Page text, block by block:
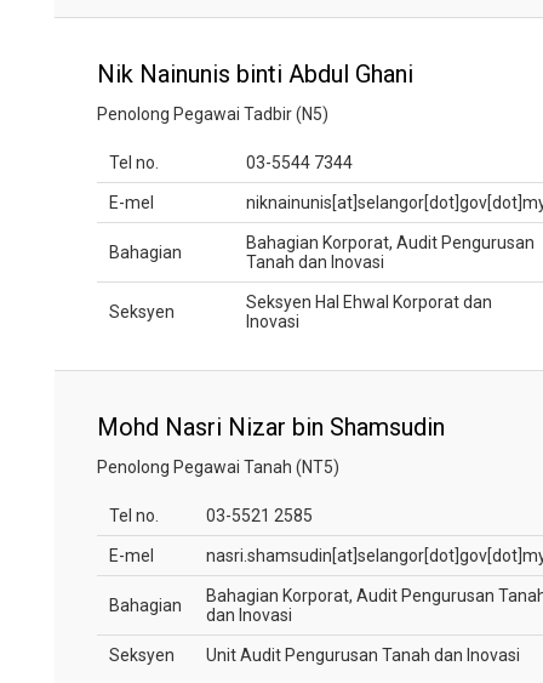
Nik Nainunis binti Abdul Ghani
Penolong Pegawai Tadbir (N5)
Tel no. 03-5544 7344
E-mel
Bahagian
Bahagian Korporat, Audit Pengurusan
Tanah dan Inovasi
Seksyen
Seksyen Hal Ehwal Korporat dan
Inovasi
Mohd Nasri Nizar bin Shamsudin
Penolong Pegawai Tanah (NT5)
Tel no. 03-5521 2585
E-mel
Bahagian
Bahagian Korporat, Audit Pengurusan
dan Inovasi
Seksyen Unit Audit Pengurusan Tanah dan Inovasi